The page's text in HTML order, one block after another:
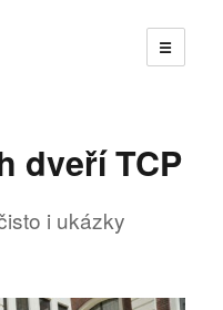
☰
dveří TCP
i ukázky